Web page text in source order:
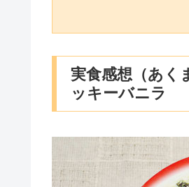
実食感想（あく
ッキーバニラ